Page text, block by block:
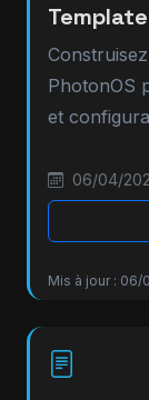
PhotonOS
et
06/04/
Mis à jour : 06/